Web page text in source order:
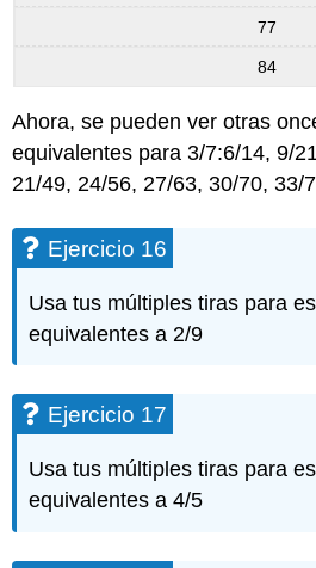
77
84
Ahora, se pueden ver otras
equivalentes para 3/7:6/14, 9/
21/49, 24/56, 27/63, 30/70, 33/
Ejercicio 16
Usa tus múltiples tiras para
equivalentes a 2/9
Ejercicio 17
Usa tus múltiples tiras para
equivalentes a 4/5